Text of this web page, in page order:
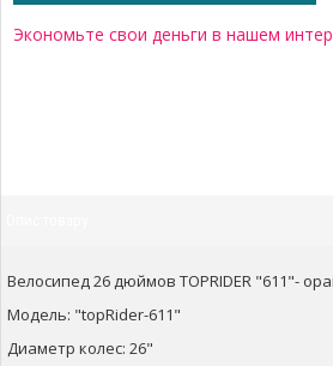
Экономьте свои деньги в нашем
Велосипед 26 дюймов TOPRIDER "611"-
Модель: "topRider-611"
Диаметр колес: 26"